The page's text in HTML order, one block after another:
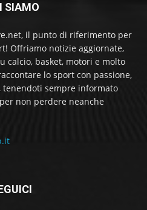
SIAMO
il punto di riferimento per
Offriamo notizie aggiornate,
calcio, basket, motori e molto
lo sport con passione,
sempre informato
non perdere neanche